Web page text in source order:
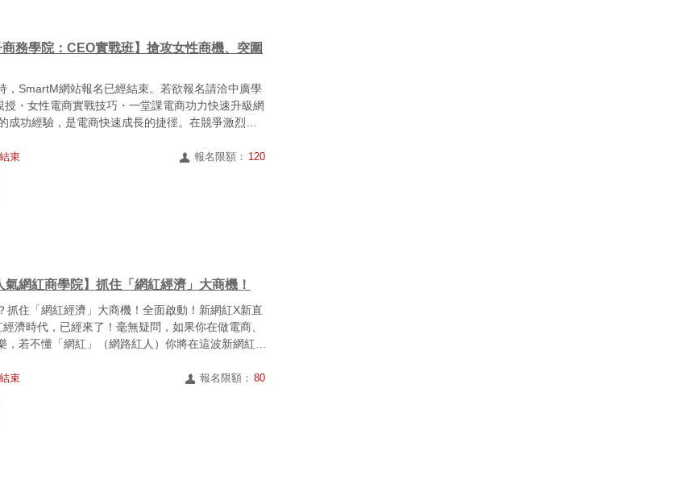
商務學院：CEO實戰班】搶攻女性商機、突圍
，SmartM網站報名已經結束。若欲報名請洽中廣學
授・女性電商實戰技巧・一堂課電商功力快速升級網
成功經驗，是電商快速成長的捷徑。在競爭激烈的
束 報名限額： 120
氣網紅商學院】抓住「網紅經濟」大商機！
抓住「網紅經濟」大商機！全面啟動！新網紅X新直
濟時代，已經來了！毫無疑問，如果你在做電商、
，若不懂「網紅」（網路紅人）你將在這波新網紅浪
束 報名限額： 80